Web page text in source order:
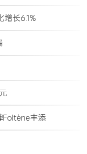
长6.1%
Foltène丰添